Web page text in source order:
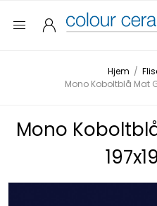
Hjem /
Mono Koboltblå Mat
Mono